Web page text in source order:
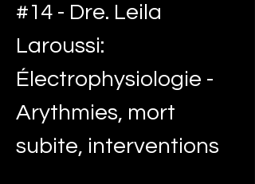
#14 - Dre. Leila
Laroussi:
Électrophysiologie -
Arythmies, mort
subite, interventions